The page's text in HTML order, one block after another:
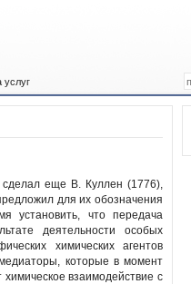
услуг
еще В. Куллен (1776),
для их обозначения
установить, что передача
деятельности особых
химических агентов
которые в момент
взаимодействие с